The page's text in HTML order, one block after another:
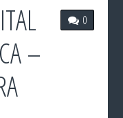
0
–